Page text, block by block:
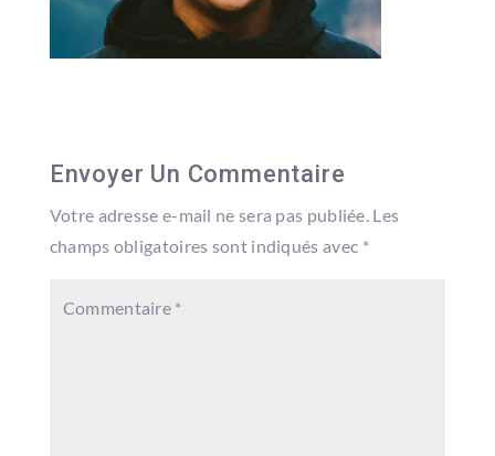
Envoyer Un Commentaire
Votre adresse e-mail ne sera pas publiée. Les
champs obligatoires sont indiqués avec *